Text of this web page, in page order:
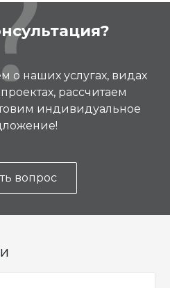
о наших услугах, видах
рассчитаем
индивидуальное
вопрос